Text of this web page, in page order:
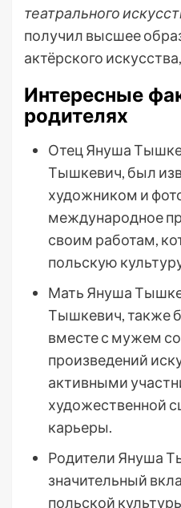
театрального
получил высшее
актёрского
Интересные
родителях
Отец Януша
Тышкевич, был
художником и
международное
своим работам,
польскую
Мать Януша
Тышкевич, также
вместе с мужем
произведений
активными
художественной
карьеры.
Родители Януша
значительный
польской